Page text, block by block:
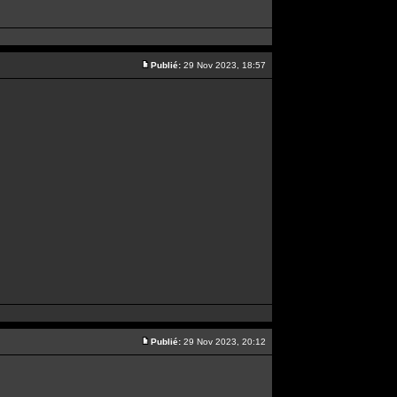
Publié: 29 Nov 2023, 18:57
Publié: 29 Nov 2023, 20:12